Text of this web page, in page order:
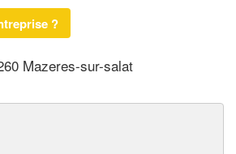
?
Mazeres-sur-salat